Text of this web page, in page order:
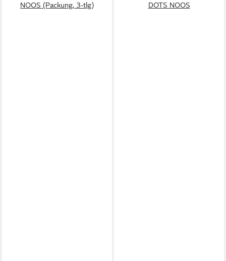
NOOS (Packung, 3-tlg)
DOTS NOOS